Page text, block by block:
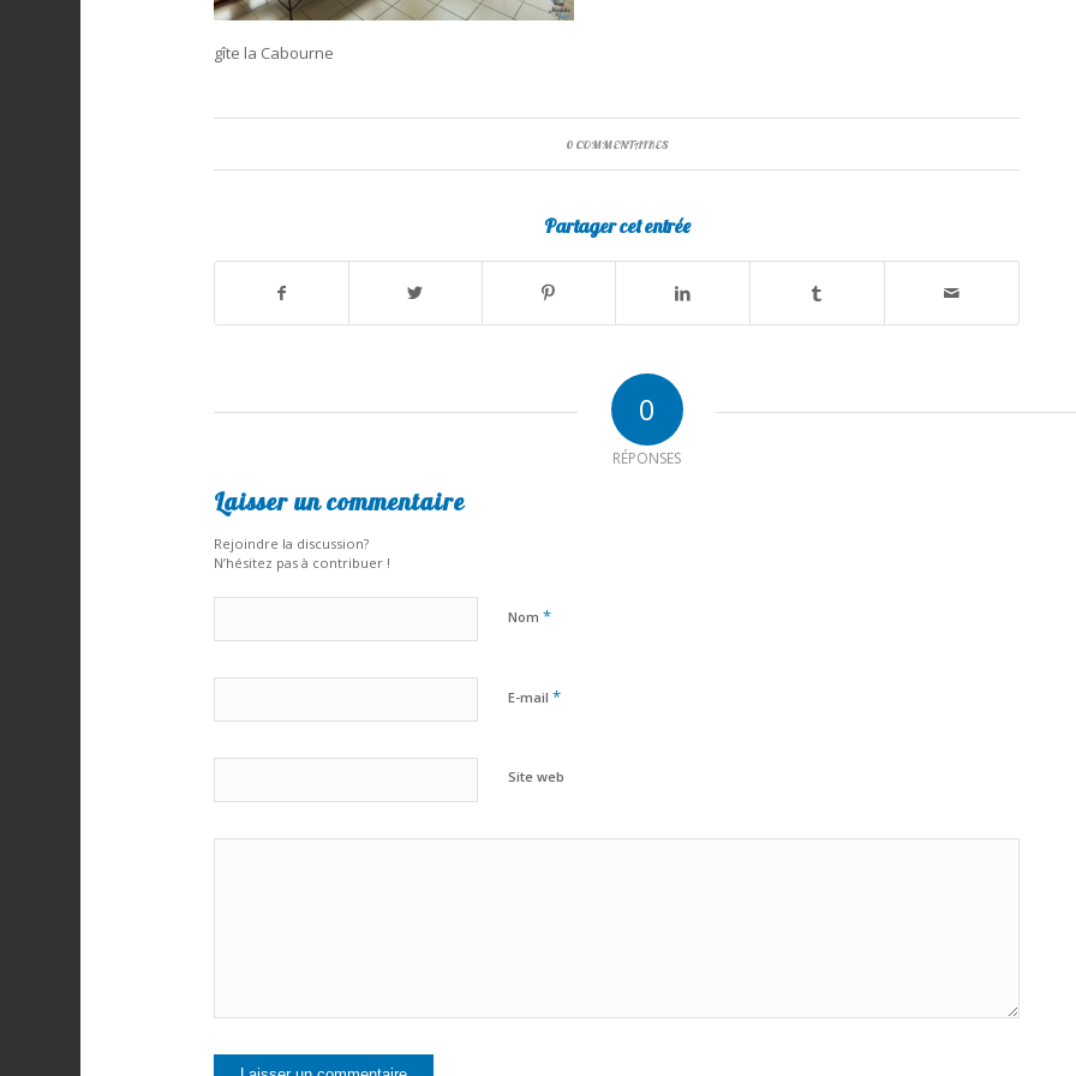
gîte la Cabourne
0 COMMENTAIRES
Partager cet entrée
0
RÉPONSES
Laisser un commentaire
Rejoindre la discussion?
N’hésitez pas à contribuer !
Nom *
E-mail *
Site web